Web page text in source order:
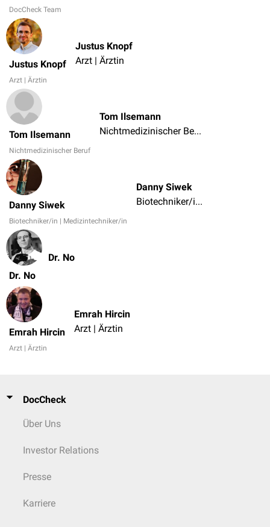
DocCheck Team
Justus Knopf
Arzt | Ärztin
Justus Knopf
Arzt | Ärztin
Tom Ilsemann
Nichtmedizinischer Beruf
Tom Ilsemann
Nichtmedizinischer Beruf
Danny Siwek
Biotechniker/in | Medizintechniker/in
Danny Siwek
Biotechniker/in | Medizintechniker/in
Dr. No
Dr. No
Emrah Hircin
Arzt | Ärztin
Emrah Hircin
Arzt | Ärztin
DocCheck
Über Uns
Investor Relations
Presse
Karriere